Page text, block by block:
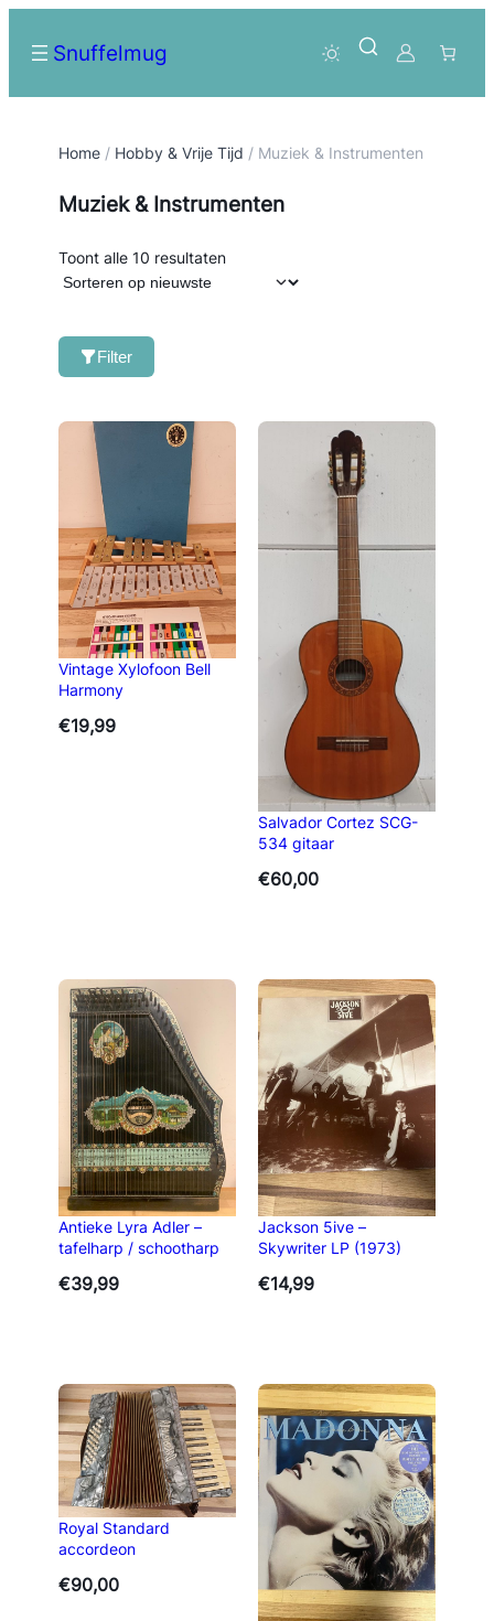
Snuffelmug
Home/ Hobby & Vrije Tijd / Muziek & Instrumenten
Muziek & Instrumenten
Toont alle 10 resultatenGesorteerd
Filter
Vintage Xylofoon Bell
Harmony
€19,99
Salvador Cortez SCG-
534 gitaar
€60,00
Antieke Lyra Adler –
tafelharp / schootharp
€39,99
Jackson 5ive –
Skywriter LP (1973)
€14,99
Royal Standard
accordeon
€90,00